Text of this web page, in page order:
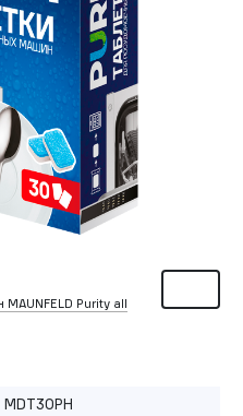
Purity all
MDT30PH